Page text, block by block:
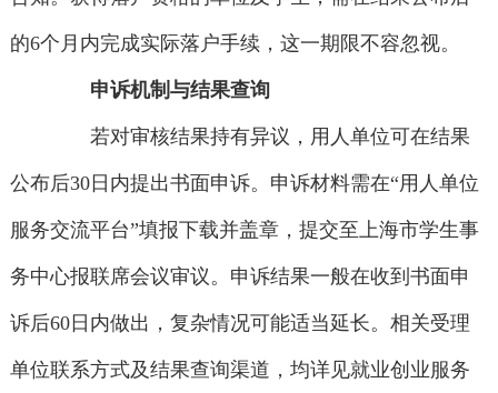
的6个月内完成实际落户手续，这一期限不容忽视。
申诉机制与结果查询
若对审核结果持有异议，用人单位可在结果
公布后30日内提出书面申诉。申诉材料需在“用人单位
服务交流平台”填报下载并盖章，提交至上海市学生事
务中心报联席会议审议。申诉结果一般在收到书面申
诉后60日内做出，复杂情况可能适当延长。相关受理
单位联系方式及结果查询渠道，均详见就业创业服务